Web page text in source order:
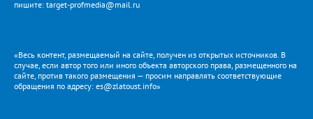
пишите: target-profmedia@mail.ru
«Весь контент, размещаемый на сайте, получен из открытых источников. В
случае, если автор того или иного объекта авторского права, размещенного на
сайте, против такого размещения — просим направлять соответствующие
обращения по адресу: es@zlatoust.info»